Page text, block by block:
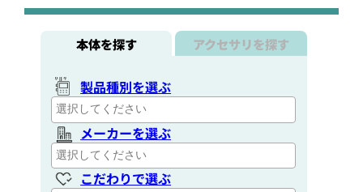
本体を探す アクセサリを探す
製品種別を選ぶ
メーカーを選ぶ
こだわりで選ぶ